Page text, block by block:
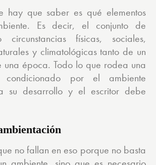
hay que saber es qué elementos
Es decir, el conjunto de
circunstancias físicas, sociales,
y climatológicas tanto de un
una época. Todo lo que rodea una
condicionado por el ambiente
su desarrollo y el escritor debe
no fallan en eso porque no basta